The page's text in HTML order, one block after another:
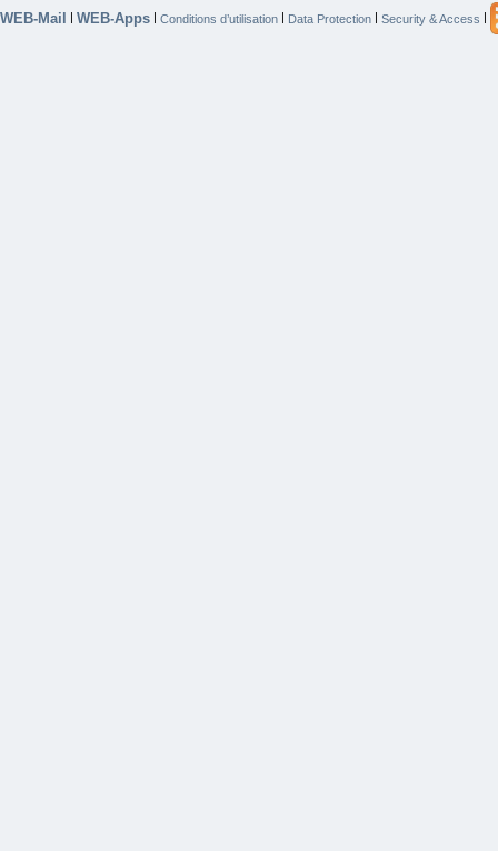
WEB-Mail | WEB-Apps | Conditions d’utilisation | Data Protection | Security & Access |